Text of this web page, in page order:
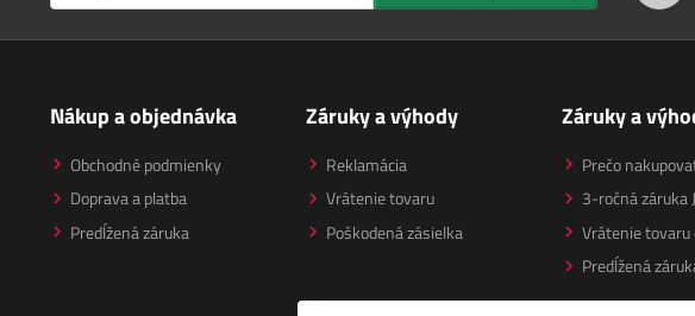
Nákup a objednávka
Obchodné podmienky
Doprava a platba
Predĺžená záruka
Záruky a výhody
Reklamácia
Vrátenie tovaru
Poškodená zásielka
Záruky a
Prečo
3-ročná záruka
Vrátenie tovaru
Predĺžená